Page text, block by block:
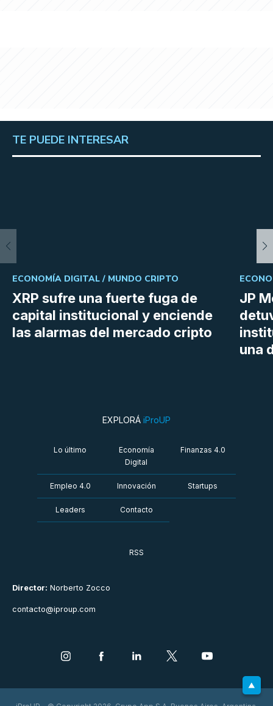
TE PUEDE INTERESAR
XRP sufre una fuerte fuga de
capital institucional y enciende
las alarmas del mercado cripto
ECONOMÍA DIGITAL / MUNDO CRIPTO
JP
una
Director: Norberto Zocco
contacto@iproup.com
EXPLORÁ iProUP
Lo último
Economía
Digital
Finanzas 4.0
Empleo 4.0 Innovación Startups
Leaders Contacto
RSS